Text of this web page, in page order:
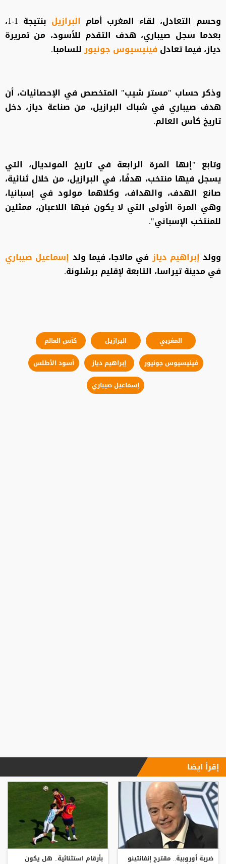
وحسم التعادل، لقاء المغرب أمام البرازيل
بنتيجة 1-1،
بعدما سجل صيباري، هدف التقدم للأسود، من تمريرة
دياز، فيما تعادل فينيسيوس جونيورللسامبا.
وذكر حساب "مستر شيب" المتخصص في الإحصائيات، أن
هدف صيباري في شباك البرازيل، من صناعة دياز، دخل
تاريخ كأس العالم.
وتابع "إنها المرة الرابعة في تاريخ المونديال، التي
يسجل فيها منتخب، هدفًا، في البرازيل، من خلال ثنائية،
صانع الهدف، والهداف، وكلاهما مولود في إسبانيا،
وهي المرة الأولى التي لا يكون فيها اللاعبان، ممثلين
للمنتخب الإسباني".
وولد إبراهيم دياز في مالاجا، فيما ولد إسماعيل صيباري
في مدينة تيراسا، التابعة لإقليم برشلونة.
المغربي البرازيل
كأس العالم
فينيسيوس جونيور
إبراهيم دياز
أسود الأطلس
إسماعيل صيباري
إقرأ ايضا
ضربة أوروبية.. مقترح إنفانتينو
بأرقام استثنائية.. هل يكون